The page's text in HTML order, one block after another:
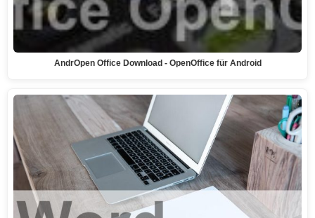
AndrOpen Office Download - OpenOffice für Android